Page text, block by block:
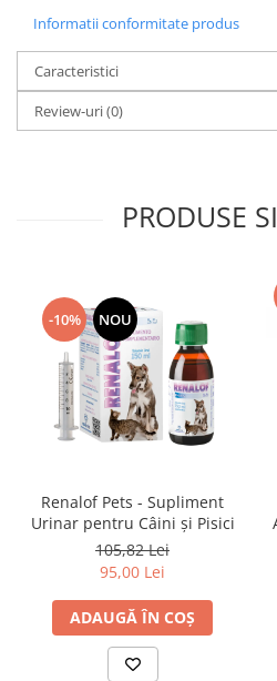
Informatii conformitate produs
Caracteristici
Review-uri(0)
PRODUSE
-10% NOU
Renalof Pets - Supliment
Urinar pentru Câini și Pisici
105,82 Lei
95,00 Lei
ADAUGĂ ÎN COȘ